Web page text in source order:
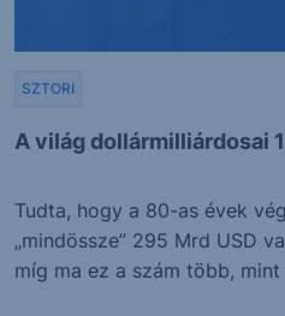
A világ dollármilliárdosai
SZTORI
Tudta, hogy a 80-as évek
„mindössze” 295 Mrd USD
míg ma ez a szám több, mint